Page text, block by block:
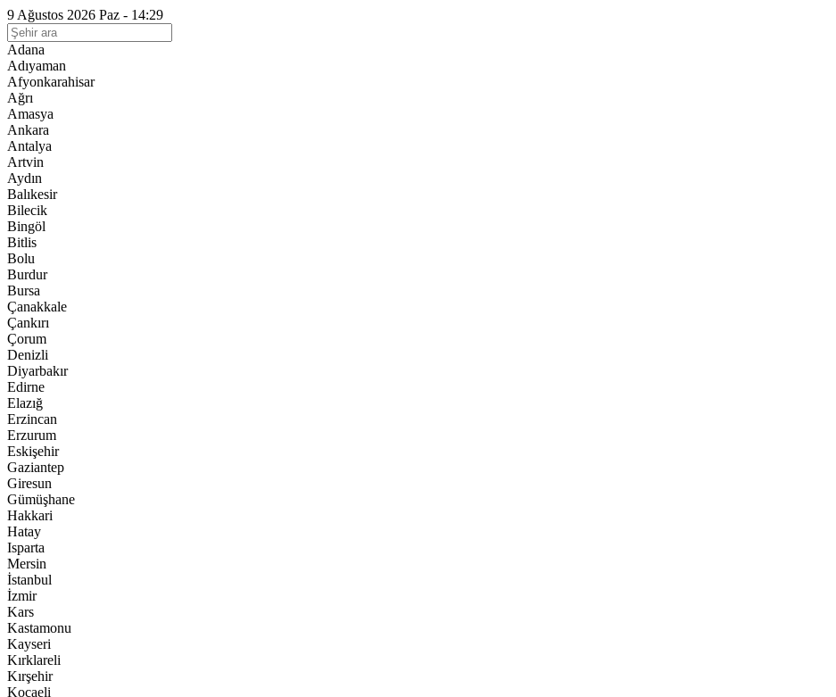
9 Ağustos 2026 Paz - 14:29
Adana
Adıyaman
Afyonkarahisar
Ağrı
Amasya
Ankara
Antalya
Artvin
Aydın
Balıkesir
Bilecik
Bingöl
Bitlis
Bolu
Burdur
Bursa
Çanakkale
Çankırı
Çorum
Denizli
Diyarbakır
Edirne
Elazığ
Erzincan
Erzurum
Eskişehir
Gaziantep
Giresun
Gümüşhane
Hakkari
Hatay
Isparta
Mersin
İstanbul
İzmir
Kars
Kastamonu
Kayseri
Kırklareli
Kırşehir
Kocaeli